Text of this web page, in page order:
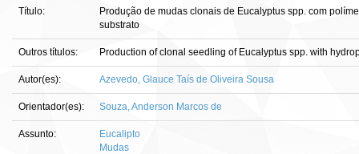
Título:
Produção de mudas clonais de Eucalyptus spp. com
substrato
Outros títulos: Production of clonal seedling of Eucalyptus spp. with
Autor(es): Azevedo, Glauce Taís de Oliveira Sousa
Orientador(es): Souza, Anderson Marcos de
Assunto:
Eucalipto
Mudas